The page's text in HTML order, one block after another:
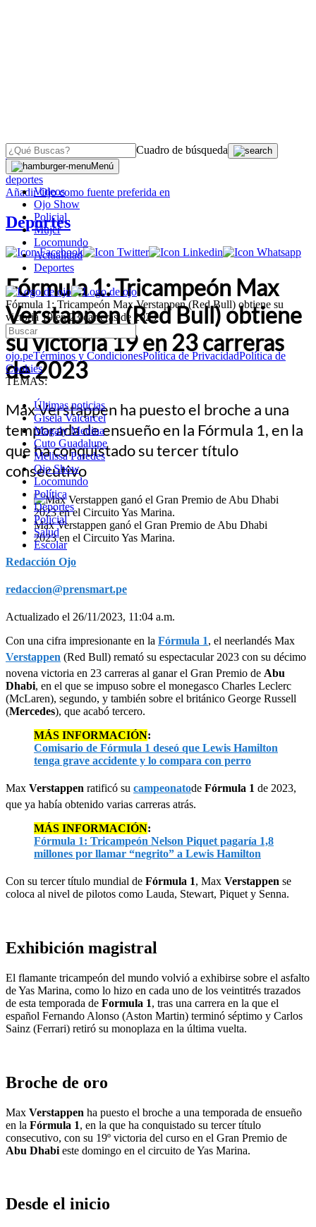
Cuadro de búsqueda
Menú
Videos
Ojo Show
Policial
Mujer
Locomundo
Actualidad
Deportes
Fórmula 1: Tricampeón Max Verstappen (Red Bull) obtiene su
victoria 19 en 23 carreras de 2023
ojo.peTérminos y CondicionesPolítica de PrivacidadPolítica de
Cookies
TEMAS:
Últimas noticias
Gisela Valcarcel
Magaly Medina
Cuto Guadalupe
Melissa Paredes
Ojo Show
Locomundo
Política
Deportes
Policial
Salud
Escolar
OJO
deportes
AñadirOjocomo fuente preferida en
Deportes
Fórmula 1: Tricampeón Max
Verstappen (Red Bull) obtiene
su victoria 19 en 23 carreras
de 2023
Max Verstappen ha puesto el broche a una
temporada de ensueño en la Fórmula 1, en la
que ha conquistado su tercer título
consecutivo
Max Verstappen ganó el Gran Premio de Abu Dhabi
2023 en el Circuito Yas Marina.
Redacción Ojo
redaccion@prensmart.pe
Actualizado el 26/11/2023, 11:04 a.m.
Con una cifra impresionante en la Fórmula 1, el neerlandés Max
Verstappen (Red Bull) remató su espectacular 2023 con su décimo
novena victoria en 23 carreras al ganar el Gran Premio de Abu
Dhabi, en el que se impuso sobre el monegasco Charles Leclerc
(McLaren), segundo, y también sobre el británico George Russell
(Mercedes), que acabó tercero.
MÁS INFORMACIÓN:
Comisario de Fórmula 1 deseó que Lewis Hamilton
tenga grave accidente y lo compara con perro
Max Verstappen ratificó su campeonatode Fórmula 1 de 2023,
que ya había obtenido varias carreras atrás.
MÁS INFORMACIÓN:
Fórmula 1: Tricampeón Nelson Piquet pagaría 1,8
millones por llamar “negrito” a Lewis Hamilton
Con su tercer título mundial de Fórmula 1, Max Verstappen se
coloca al nivel de pilotos como Lauda, Stewart, Piquet y Senna.
Exhibición magistral
El flamante tricampeón del mundo volvió a exhibirse sobre el asfalto
de Yas Marina, como lo hizo en cada uno de los veintitrés trazados
de esta temporada de Formula 1, tras una carrera en la que el
español Fernando Alonso (Aston Martin) terminó séptimo y Carlos
Sainz (Ferrari) retiró su monoplaza en la última vuelta.
Broche de oro
Max Verstappen ha puesto el broche a una temporada de ensueño
en la Fórmula 1, en la que ha conquistado su tercer título
consecutivo, con su 19º victoria del curso en el Gran Premio de
Abu Dhabi este domingo en el circuito de Yas Marina.
Desde el inicio